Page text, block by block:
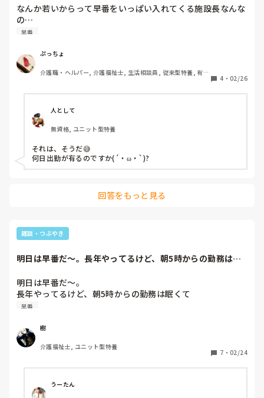
できっても良いしと、次見つけられる補償は無いけど!他社から
も、派遣決まってから､派遣だったら、直接雇用がと施設情報
遣先、主任は､早出、遅出一回目は必ずついていました。副主
まぁ、みっちりでは無いですが､人が少ない日とか、みずから
しんどい方の業務についています
なんか若いからって早番をいっぱい入れてくる施設長なんな
の…
若いって言ったって身体は限界あるのよ、、、
早番
ぷっちょ
介護職・ヘルパー, 介護福祉士, 生活相談員, 従来型特養, 有料
護, 初任者研修, 実務者研修, ユニット型特養
4 ・ 02/26
人として
無資格, ユニット型特養
それは、そうだ😅
何日出勤が有るのですか(´・ω・`)?
回答をもっと見る
雑談・つぶやき
明日は早番だ〜。長年やってるけど、朝5時からの勤務は眠
明日は早番だ〜。
長年やってるけど、朝5時からの勤務は眠くて
なかなか慣れないなぁ💦
早番
樹
介護福祉士, ユニット型特養
7 ・ 02/24
うーたん